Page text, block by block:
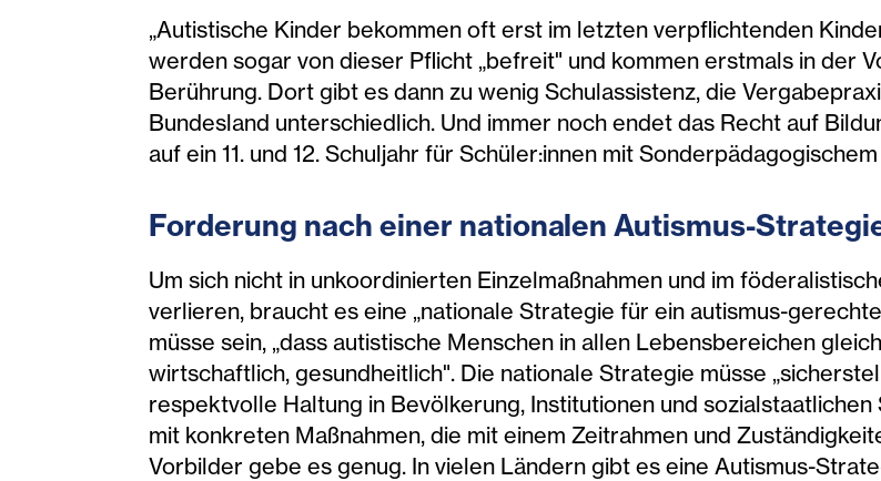
„Autistische Kinder bekommen oft erst im letzten verpflichtenden
werden sogar von dieser Pflicht „befreit" und kommen erstmals in der
Berührung. Dort gibt es dann zu wenig Schulassistenz, die
Bundesland unterschiedlich. Und immer noch endet das Recht auf
auf ein 11. und 12. Schuljahr für Schüler:innen mit
Forderung nach einer nationalenAutismus-
Um sich nicht in unkoordinierten Einzelmaßnahmen und im
verlieren, braucht es eine „nationale Strategie für ein autismus-
müsse sein, „dass autistische Menschen in allen Lebensbereichen
wirtschaftlich, gesundheitlich". Die nationale Strategie müsse
respektvolle Haltung in Bevölkerung, Institutionen und
mit konkreten Maßnahmen, die mit einem Zeitrahmen und
Vorbilder gebe es genug. In vielen Ländern gibt es eine Autismus-